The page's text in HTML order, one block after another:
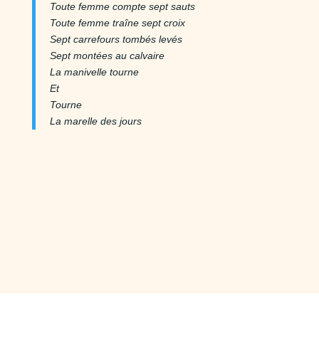
Toute femme compte sept sauts
Toute femme traîne sept croix
Sept carrefours tombés levés
Sept montées au calvaire
La manivelle tourne
Et
Tourne
La marelle des jours